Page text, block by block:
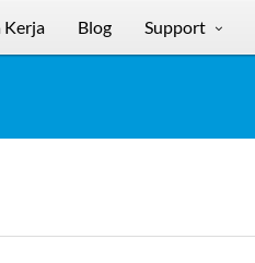
Kerja Blog Support